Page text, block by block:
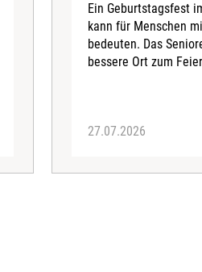
Ein Geburtstagsfest
kann für Menschen
bedeuten. Das
bessere Ort zum
27.07.2026